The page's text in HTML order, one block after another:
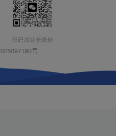
扫码加站长微信
号